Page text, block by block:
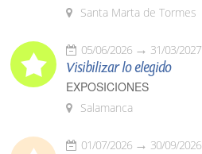
Santa Marta de Tormes
05/06/2026 31/03/2027
Visibilizar lo elegido
EXPOSICIONES
Salamanca
01/07/2026 30/09/2026